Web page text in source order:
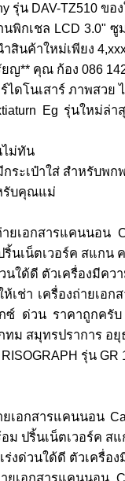
รุ่น DAV-TZ510 ข
พิกเชล LCD 3.0"
นค้าใหม่เพียง
ญ** คุณ ก้อง 086
ดโนเสาร์ ภาพสวย
Eg รุ่นใหม่ล่
ไม่ทัน
ระเป๋าใส่ สำหรับพ
รับคุณแม่
ายเอกสารแคนนอ
นเน็ตเวอร์ค สแกน
นใด้ดี ตัวเครื่องมีคว
ห้เช่า เครื่องถ่ายเ
ด่วน ราคาถูกครับ
ม สมุทรปราการ อยุ
รุ่น GR
ยเอกสารแคนนอน
ม ปริ้นเน็ตเวอร์ค ส
งด่วนใด้ดี ตัวเครื่อ
ายเอกสารแคนนอ